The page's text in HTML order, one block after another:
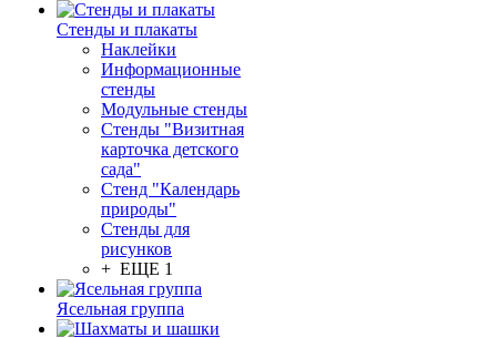
Стенды и плакаты
Наклейки
Информационные
стенды
Модульные стенды
Стенды "Визитная
карточка детского
сада"
Стенд "Календарь
природы"
Стенды для
рисунков
+ ЕЩЕ 1
Ясельная группа